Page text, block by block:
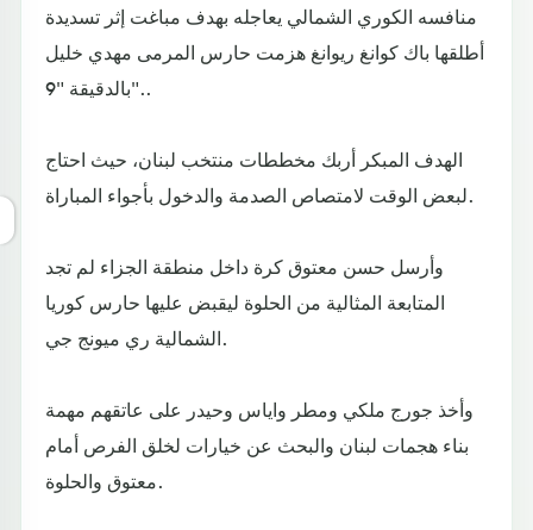
منافسه الكوري الشمالي يعاجله بهدف مباغت إثر تسديدة
أطلقها باك كوانغ ريوانغ هزمت حارس المرمى مهدي خليل
بالدقيقة "9"..
الهدف المبكر أربك مخططات منتخب لبنان، حيث احتاج
لبعض الوقت لامتصاص الصدمة والدخول بأجواء المباراة.
وأرسل حسن معتوق كرة داخل منطقة الجزاء لم تجد
المتابعة المثالية من الحلوة ليقبض عليها حارس كوريا
الشمالية ري ميونج جي.
وأخذ جورج ملكي ومطر واياس وحيدر على عاتقهم مهمة
بناء هجمات لبنان والبحث عن خيارات لخلق الفرص أمام
معتوق والحلوة.